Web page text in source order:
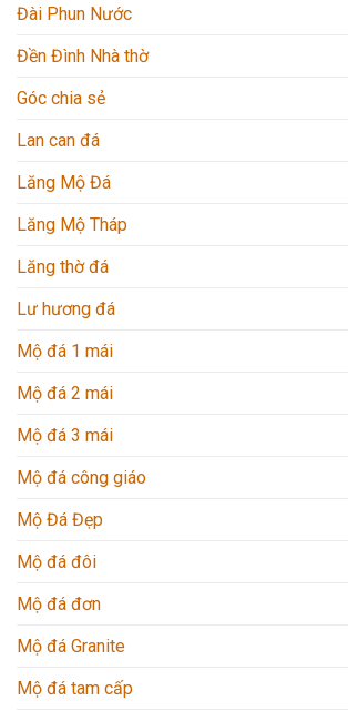
Đài Phun Nước
Đền Đình Nhà thờ
Góc chia sẻ
Lan can đá
Lăng Mộ Đá
Lăng Mộ Tháp
Lăng thờ đá
Lư hương đá
Mộ đá 1 mái
Mộ đá 2 mái
Mộ đá 3 mái
Mộ đá công giáo
Mộ Đá Đẹp
Mộ đá đôi
Mộ đá đơn
Mộ đá Granite
Mộ đá tam cấp